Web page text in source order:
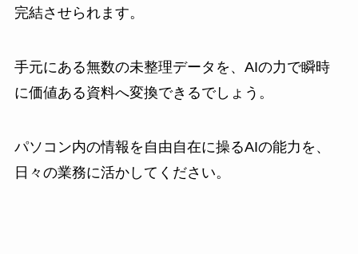
完結させられます。
手元にある無数の未整理データを、AIの力で瞬時
に価値ある資料へ変換できるでしょう。
パソコン内の情報を自由自在に操るAIの能力を、
日々の業務に活かしてください。